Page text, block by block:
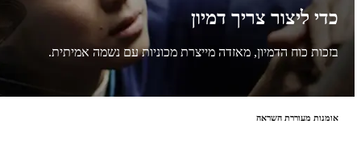
כדי ליצור צריך דמיון
בזכות כוח הדמיון, מאזדה מייצרת מכוניות עם נשמה אמיתית.
אומנות מעוררת השראה